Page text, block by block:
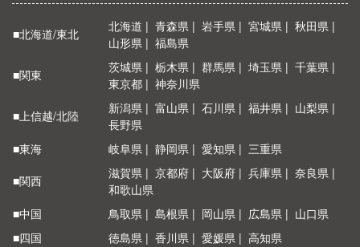
■北海道/東北 北海道 青森県 岩手県 宮城県
秋田県
山形県
福島県
■関東
茨城県 栃木県 群馬県 埼玉県
千葉県
東京都
神奈川県
■上信越/北陸
新潟県 富山県 石川県 福井県
山梨県
長野県
■東海
岐阜県 静岡県 愛知県
三重県
■関西
滋賀県 京都府 大阪府 兵庫県
奈良県
和歌山県
■中国
鳥取県 島根県 岡山県 広島県
山口県
■四国
徳島県 香川県 愛媛県 高知県